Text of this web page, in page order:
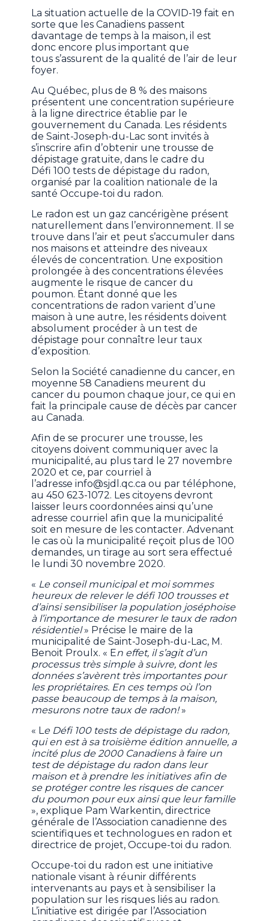
La situation actuelle de la COVID-19 fait en
sorte que les Canadiens passent
davantage de temps à la maison, il est
donc encore plus important que
tous s’assurent de la qualité de l’air de leur
foyer.
Au Québec, plus de 8 % des maisons
présentent une concentration supérieure
à la ligne directrice établie par le
gouvernement du Canada. Les résidents
de Saint-Joseph-du-Lac sont invités à
s’inscrire afin d’obtenir une trousse de
dépistage gratuite, dans le cadre du
Défi 100 tests de dépistage du radon,
organisé par la coalition nationale de la
santé Occupe-toi du radon.
Le radon est un gaz cancérigène présent
naturellement dans l’environnement. Il se
trouve dans l’air et peut s’accumuler dans
nos maisons et atteindre des niveaux
élevés de concentration. Une exposition
prolongée à des concentrations élevées
augmente le risque de cancer du
poumon. Étant donné que les
concentrations de radon varient d’une
maison à une autre, les résidents doivent
absolument procéder à un test de
dépistage pour connaître leur taux
d’exposition.
Selon la Société canadienne du cancer, en
moyenne 58 Canadiens meurent du
cancer du poumon chaque jour, ce qui en
fait la principale cause de décès par cancer
au Canada.
Afin de se procurer une trousse, les
citoyens doivent communiquer avec la
municipalité, au plus tard le 27 novembre
2020 et ce, par courriel à
l’adresseinfo@sjdl.qc.ca ou par téléphone,
au 450 623-1072. Les citoyens devront
laisser leurs coordonnées ainsi qu’une
adresse courriel afin que la municipalité
soit en mesure de les contacter. Advenant
le cas où la municipalité reçoit plus de 100
demandes, un tirage au sort sera effectué
le lundi 30 novembre 2020.
« Le conseil municipal et moi sommes
heureux de relever le défi 100 trousses et
d’ainsi sensibiliser la population joséphoise
à l’importance de mesurer le taux de radon
résidentiel» Précise le maire de la
municipalité de Saint-Joseph-du-Lac, M.
Benoit Proulx. « En effet, il s’agit d’un
processus très simple à suivre, dont les
données s’avèrent très importantes pour
les propriétaires. En ces temps où l’on
passe beaucoup de temps à la maison,
mesurons notre taux de radon!»
« Le Défi 100 tests de dépistage du radon,
qui en est à sa troisième édition annuelle, a
incité plus de 2000 Canadiens à faire un
test de dépistage du radon dans leur
maison et à prendre les initiatives afin de
se protéger contre les risques de cancer
du poumon pour eux ainsi que leur famille
», explique Pam Warkentin, directrice
générale de l’Association canadienne des
scientifiques et technologues en radon et
directrice de projet, Occupe-toi du radon.
Occupe-toi du radon est une initiative
nationale visant à réunir différents
intervenants au pays et à sensibiliser la
population sur les risques liés au radon.
L’initiative est dirigée par l’Association